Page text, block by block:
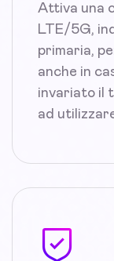
Attiva una
LTE/5G,
primaria,
anche in
invariato il
ad